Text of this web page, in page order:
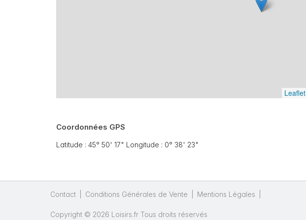
Leaflet
Coordonnées GPS
Latitude : 45° 50' 17" Longitude : 0° 38' 23"
Contact Conditions Générales de Vente Mentions Légales
Copyright © 2026 Loisirs.fr Tous droits réservés